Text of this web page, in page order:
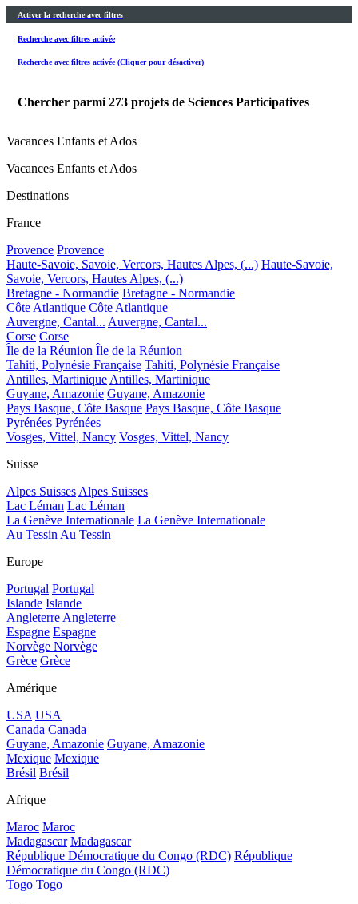
Activer la recherche avec filtres
Recherche avec filtres activée
Recherche avec filtres activée (Cliquer pour désactiver)
Chercher parmi 273 projets de Sciences Participatives
Vacances Enfants et Ados
Vacances Enfants et Ados
Destinations
France
Provence Provence
Haute-Savoie, Savoie, Vercors, Hautes Alpes, (...) Haute-Savoie,
Savoie, Vercors, Hautes Alpes, (...)
Bretagne - Normandie Bretagne - Normandie
Côte Atlantique Côte Atlantique
Auvergne, Cantal... Auvergne, Cantal...
Corse Corse
Île de la Réunion Île de la Réunion
Tahiti, Polynésie Française Tahiti, Polynésie Française
Antilles, MartiniqueAntilles, Martinique
Guyane, Amazonie Guyane, Amazonie
Pays Basque, Côte Basque Pays Basque, Côte Basque
Pyrénées Pyrénées
Vosges, Vittel, Nancy Vosges, Vittel, Nancy
Suisse
Alpes SuissesAlpes Suisses
Lac Léman Lac Léman
La Genève Internationale La Genève Internationale
Au TessinAu Tessin
Europe
Portugal Portugal
Islande Islande
AngleterreAngleterre
Espagne Espagne
Norvège Norvège
Grèce Grèce
Amérique
USA USA
Canada Canada
Guyane, Amazonie Guyane, Amazonie
Mexique Mexique
Brésil Brésil
Afrique
Maroc Maroc
Madagascar Madagascar
République Démocratique du Congo (RDC) République
Démocratique du Congo (RDC)
Togo Togo